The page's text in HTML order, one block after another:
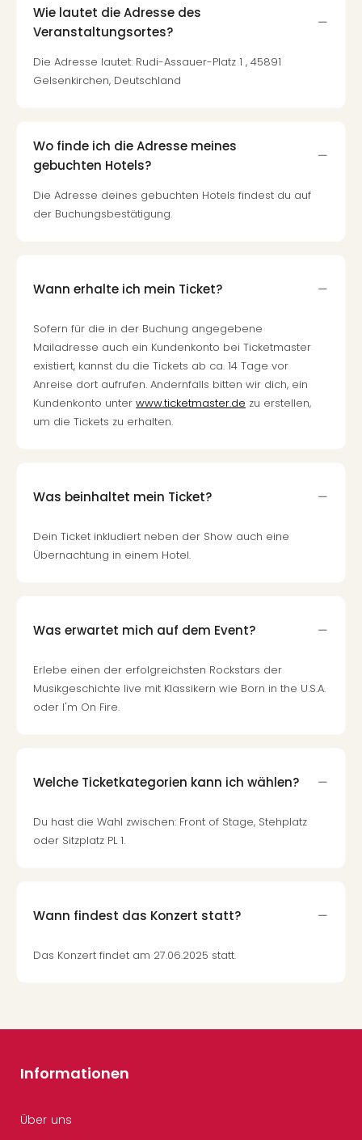
Wie lautet die Adresse des
Veranstaltungsortes?
Die Adresse lautet: Rudi-Assauer-Platz 1 , 45891
Gelsenkirchen, Deutschland
Wo finde ich die Adresse meines
gebuchten Hotels?
Die Adresse deines gebuchten Hotels findest du auf
der Buchungsbestätigung.
Wann erhalte ich mein Ticket?
Sofern für die in der Buchung angegebene
Mailadresse auch ein Kundenkonto bei Ticketmaster
existiert, kannst du die Tickets ab ca. 14 Tage vor
Anreise dort aufrufen. Andernfalls bitten wir dich, ein
Kundenkonto unter www.ticketmaster.de zu erstellen,
um die Tickets zu erhalten.
Was beinhaltet mein Ticket?
Dein Ticket inkludiert neben der Show auch eine
Übernachtung in einem Hotel.
Was erwartet mich auf dem Event?
Erlebe einen der erfolgreichsten Rockstars der
Musikgeschichte live mit Klassikern wie Born in the U.S.A.
oder I'm On Fire.
Welche Ticketkategorien kann ich wählen?
Du hast die Wahl zwischen: Front of Stage, Stehplatz
oder Sitzplatz PL 1.
Wann findest das Konzert statt?
Das Konzert findet am 27.06.2025 statt.
Informationen
Über uns